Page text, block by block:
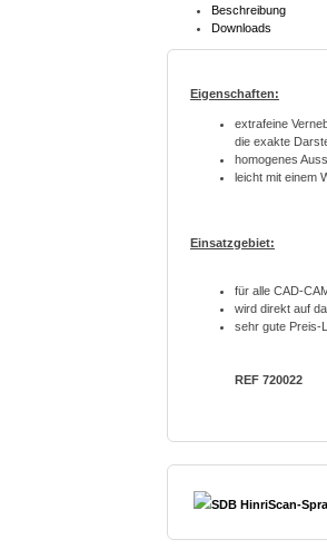
Beschreibung
Downloads
Eigenschaften:
extrafeine
die exakte
homogenes
leicht mit einem
Einsatzgebiet:
für alle CAD-
wird direkt auf
sehr gute Preis-
REF 720022
SDB HinriScan-